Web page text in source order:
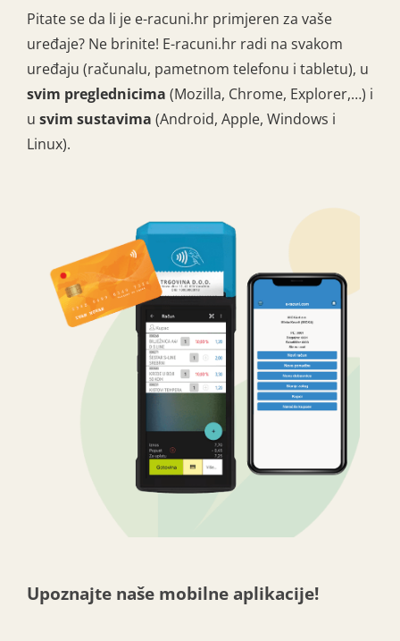
Pitate se da li je e-racuni.hr primjeren za vaše
uređaje? Ne brinite! E-racuni.hr radi na svakom
uređaju (računalu, pametnom telefonu i tabletu), u
svim preglednicima (Mozilla, Chrome, Explorer,…) i
u svim sustavima (Android, Apple, Windows i
Linux).
Upoznajte naše mobilne aplikacije!